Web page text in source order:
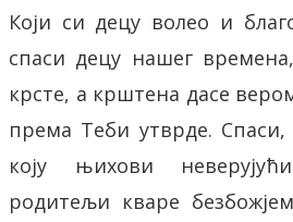
Који си децу волео и
спаси децу нашег
крсте, а крштена дасе
према Теби утврде.
коју њихови
родитељи кваре